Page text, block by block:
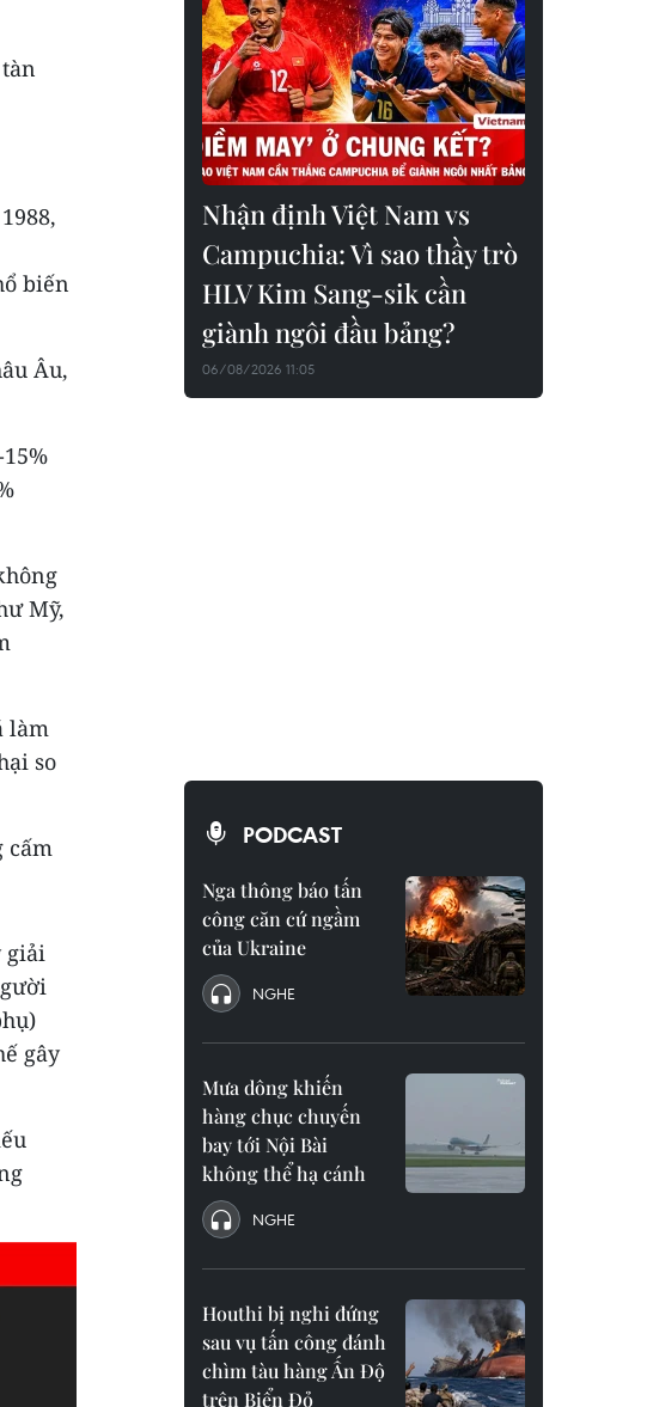
biến
Âu,
Mỹ,
làm
so
cấm
giải
gây
Nhận định Việt Nam vs
Campuchia: Vì sao thầy trò
HLV Kim Sang-sik cần
giành ngôi đầu bảng?
06/08/2026 11:05
PODCAST
Nga thông báo tấn
công căn cứ ngầm
của Ukraine
NGHE
Mưa dông khiến
hàng chục chuyến
bay tới Nội Bài
không thể hạ cánh
NGHE
Houthi bị nghi đứng
sau vụ tấn công đánh
chìm tàu hàng Ấn Độ
trên Biển Đỏ